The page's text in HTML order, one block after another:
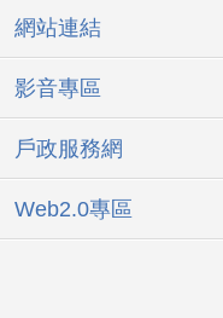
網站連結
影音專區
戶政服務網
Web2.0專區